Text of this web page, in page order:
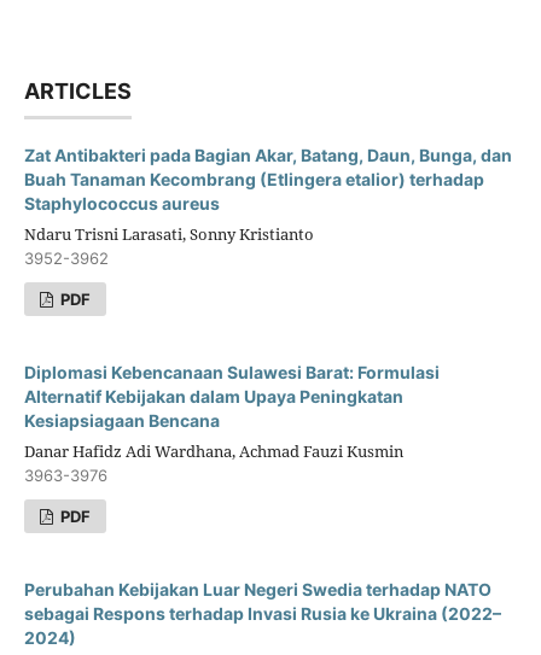
ARTICLES
Zat Antibakteri pada Bagian Akar, Batang, Daun, Bunga, dan
Buah Tanaman Kecombrang (Etlingera etalior) terhadap
Staphylococcus aureus
Ndaru Trisni Larasati, Sonny Kristianto
3952-3962
PDF
Diplomasi Kebencanaan Sulawesi Barat: Formulasi
Alternatif Kebijakan dalam Upaya Peningkatan
Kesiapsiagaan Bencana
Danar Hafidz Adi Wardhana, Achmad Fauzi Kusmin
3963-3976
PDF
Perubahan Kebijakan Luar Negeri Swedia terhadap NATO
sebagai Respons terhadap Invasi Rusia ke Ukraina (2022–
2024)